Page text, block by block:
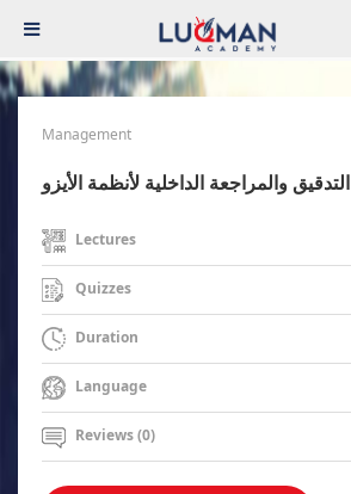
Management
التدقيق والمراجعة الداخلية لأنظمة الأيزو
Lectures
Quizzes
Duration
Language
Reviews (0)